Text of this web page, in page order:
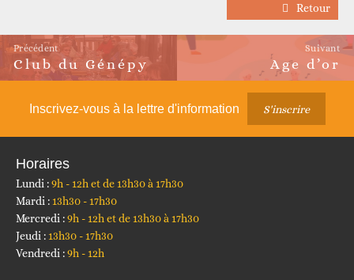
Retour
Précédent
Article
précédent :
Club du Génépy
Suivant
suivant :
Age d’or
Inscrivez-vous à la lettre d'information S'inscrire
Horaires
Lundi :9h - 12h et de 13h30 à 17h30
Mardi : 13h30 - 17h30
Mercredi :9h - 12h et de 13h30 à 17h30
Jeudi : 13h30 - 17h30
Vendredi :9h - 12h